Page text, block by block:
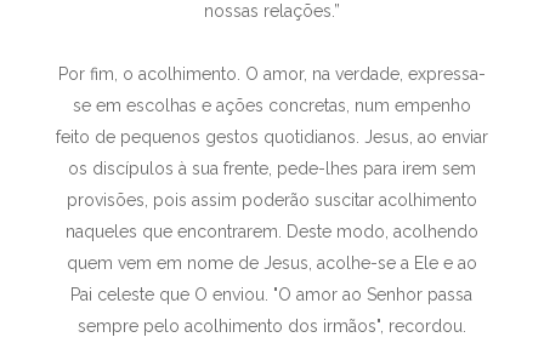
nossas relações.”
Por fim, o acolhimento. O amor, na verdade, expressa-
se em escolhas e ações concretas, num empenho
feito de pequenos gestos quotidianos. Jesus, ao enviar
os discípulos à sua frente, pede-lhes para irem sem
provisões, pois assim poderão suscitar acolhimento
naqueles que encontrarem. Deste modo, acolhendo
quem vem em nome de Jesus, acolhe-se a Ele e ao
Pai celeste que O enviou. "O amor ao Senhor passa
sempre pelo acolhimento dos irmãos", recordou.